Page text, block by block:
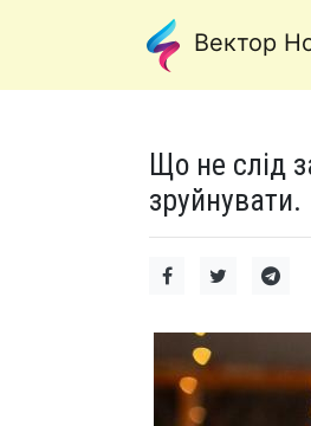
Вектор
Що не слід
зруйнувати.